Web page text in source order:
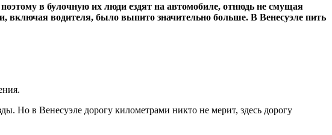
в булочную их люди ездят на автомобиле, отнюдь не смущая
включая водителя, было выпито значительно больше. В Венесуэле пить
Но в Венесуэле дорогу километрами никто не мерит, здесь дорогу